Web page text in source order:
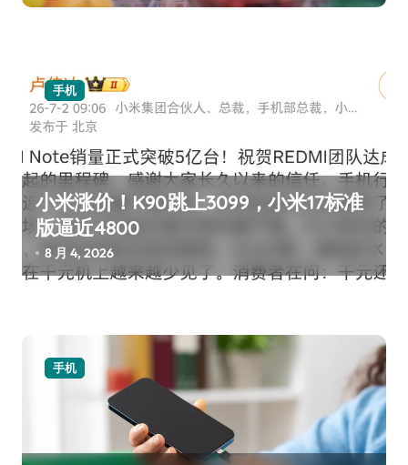
手机
小米涨价！K90跳上3099，小米17标准
版逼近4800
8 月 4, 2026
手机